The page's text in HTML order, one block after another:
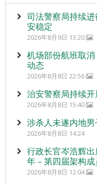
司法警察局持续
安稳定
2026年8月9日 13:20
机场部份航班取
动态
2026年8月8日 22:56
治安警察局持续
2026年8月8日 15:40
涉杀人未遂内地
2026年8月8日 14:24
行政长官岑浩辉
年 – 第四届架构成
2026年8月8日 12:04